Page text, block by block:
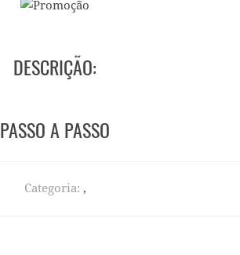
DESCRIÇÃO:
PASSO A PASSO
Categoria: ,